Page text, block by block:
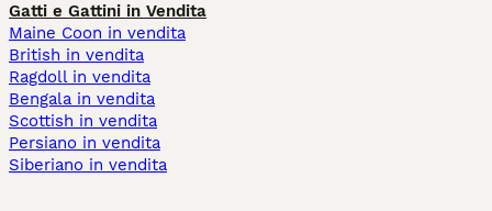
Gatti e Gattini in Vendita
Maine Coon in vendita
British in vendita
Ragdoll in vendita
Bengala in vendita
Scottish in vendita
Persiano in vendita
Siberiano in vendita